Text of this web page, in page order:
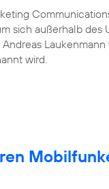
sich außerhalb des
wird.